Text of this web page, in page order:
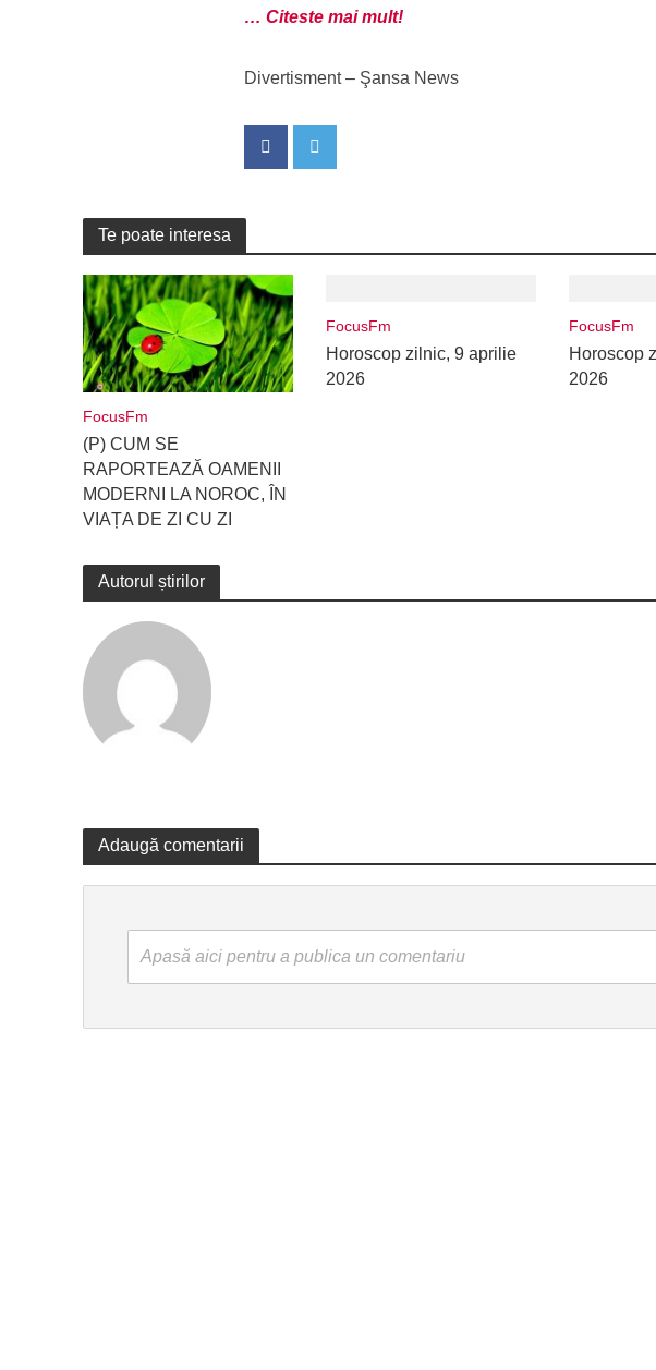
… Citeste mai mult!
Divertisment – Şansa News
Te poate interesa
FocusFm
(P) CUM SE
RAPORTEAZĂ OAMENII
MODERNI LA NOROC, ÎN
VIAȚA DE ZI CU ZI
FocusFm
Horoscop zilnic, 9 aprilie
2026
FocusFm
Horoscop
2026
Autorul știrilor
Adaugă comentarii
Apasă aici pentru a publica un comentariu